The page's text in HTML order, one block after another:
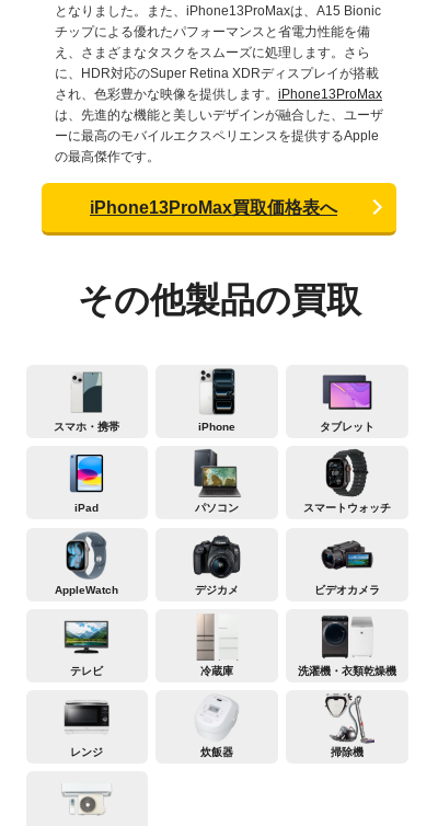
となりました。また、iPhone13ProMaxは、A15 Bionic
チップによる優れたパフォーマンスと省電力性能を備
え、さまざまなタスクをスムーズに処理します。さら
に、HDR対応のSuper Retina XDRディスプレイが搭載
され、色彩豊かな映像を提供します。 iPhone13ProMax
は、先進的な機能と美しいデザインが融合した、ユーザ
ーに最高のモバイルエクスペリエンスを提供するApple
の最高傑作です。
iPhone13ProMax買取価格表へ
その他製品の買取
スマホ・携帯 iPhone タブレット
iPad パソコン スマートウォッチ
AppleWatch デジカメ ビデオカメラ
テレビ 冷蔵庫 洗濯機・衣類乾燥機
レンジ 炊飯器 掃除機